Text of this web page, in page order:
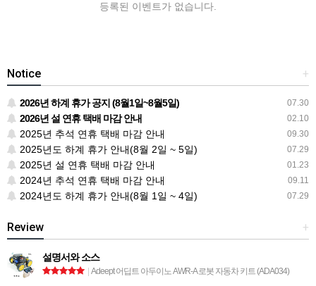
등록된 이벤트가 없습니다.
+
Notice
07.30
2026년 하계 휴가 공지 (8월1일~8월5일)
02.10
2026년 설 연휴 택배 마감 안내
09.30
2025년 추석 연휴 택배 마감 안내
07.29
2025년도 하계 휴가 안내(8월 2일 ~ 5일)
01.23
2025년 설 연휴 택배 마감 안내
09.11
2024년 추석 연휴 택배 마감 안내
07.29
2024년도 하계 휴가 안내(8월 1일 ~ 4일)
+
Review
설명서와 소스
Adeept 어딥트 아두이노 AWR-A 로봇 자동차 키트 (ADA034)